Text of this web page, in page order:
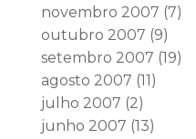
novembro 2007 (7)
outubro 2007 (9)
setembro 2007 (19)
agosto 2007 (11)
julho 2007 (2)
junho 2007 (13)